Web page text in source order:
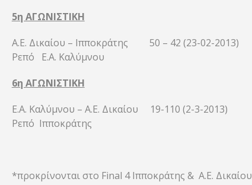
5η ΑΓΩΝΙΣΤΙΚΗ
Α.Ε. Δικαίου – Ιπποκράτης 50 – 42 (23-02-2013)
Ρεπό Ε.Α. Καλύμνου
6η ΑΓΩΝΙΣΤΙΚΗ
Ε.Α. Καλύμνου – Α.Ε. Δικαίου 19-110 (2-3-2013)
Ρεπό Ιπποκράτης
*προκρίνονται στο Final 4 Ιπποκράτης & Α.Ε. Δικαίου